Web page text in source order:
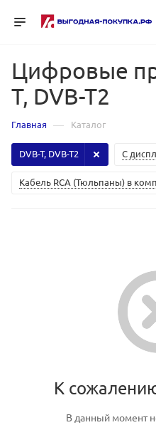
Цифровые
T, DVB-T2
Главная — Каталог
С
DVB-T, DVB-T2
Кабель RCA (Тюльпаны) в
К
В данный момент